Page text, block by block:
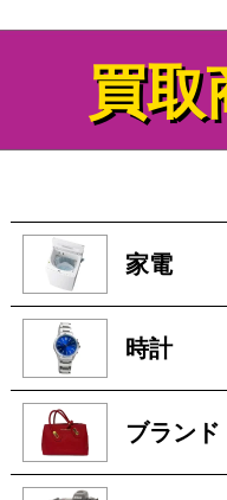
買取
家電
時計
ブランド